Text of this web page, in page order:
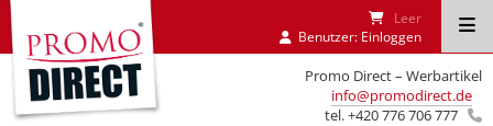
Promo Direct – Werbartikel
info@promodirect.de
tel. +420 776 706 777
Leer
Benutzer: Einloggen